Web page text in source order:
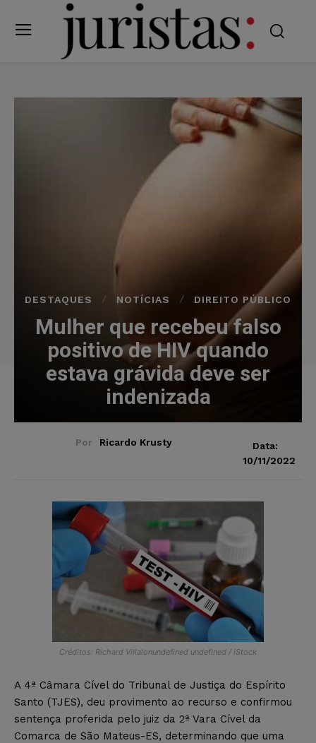
DESTAQUES NOTÍCIAS DIREITO PÚBLICO
Mulher que recebeu falso
positivo de HIV quando
estava grávida deve ser
indenizada
Por Ricardo Krusty
Data:
10/11/2022
Créditos: Richard Villalonundefined undefined / iStock
A 4ª Câmara Cível do Tribunal de Justiça do Espírito
Santo (TJES), deu provimento ao recurso e confirmou
sentença proferida pelo juiz da 2ª Vara Cível da
Comarca de São Mateus-ES, determinando que uma